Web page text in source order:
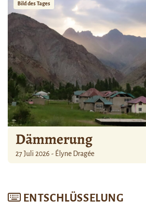
Bild des Tages
Dämmerung
27 Juli 2026 - Élyne Dragée
ENTSCHLÜSSELUNG